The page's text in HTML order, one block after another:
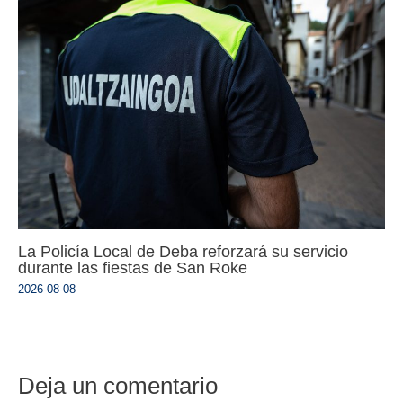
La Policía Local de Deba reforzará su servicio
durante las fiestas de San Roke
2026-08-08
Deja un comentario